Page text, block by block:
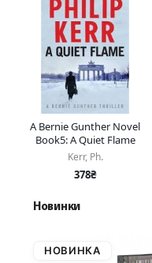
A Bernie Gunther Novel
Book5: A Quiet Flame
Kerr, Ph.
378₴
Новинки
НОВИНКА